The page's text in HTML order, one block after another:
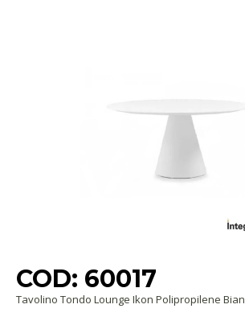
COD: 60017
Tavolino Tondo Lounge Ikon Polipropilene